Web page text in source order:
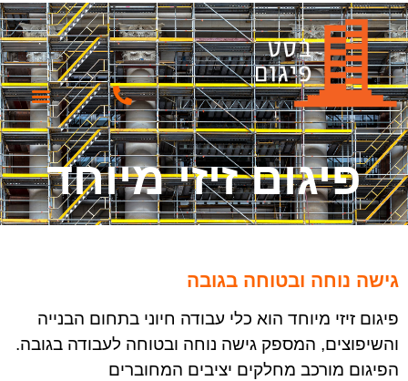
פיגום זיזי מיוחד
גישה נוחה ובטוחה בגובה
פיגום זיזי מיוחד הוא כלי עבודה חיוני בתחום הבנייה
והשיפוצים, המספק גישה נוחה ובטוחה לעבודה בגובה.
הפיגום מורכב מחלקים יציבים המחוברים